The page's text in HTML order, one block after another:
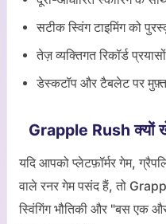
सटीक स्विंग टाइमिंग को
तेज़ व्यक्तिगत रिकॉर्ड
डेस्कटॉप और टैबलेट पर
Grapple Rush क्यों
यदि आपको प्लेटफ़ॉर्मर गेम,
वाले रनर गेम पसंद हैं, तो
स्विंगिंग भौतिकी और "बस एक